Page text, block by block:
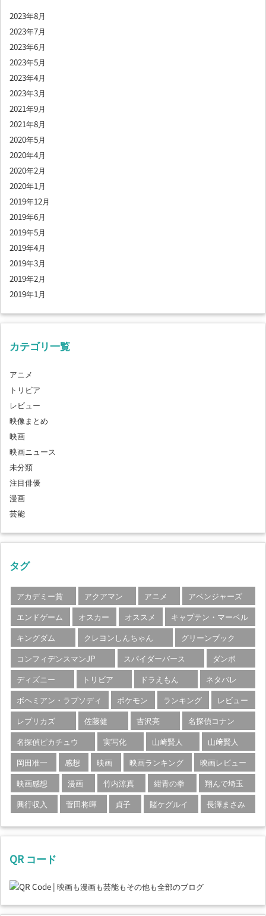
2023年8月
2023年7月
2023年6月
2023年5月
2023年4月
2023年3月
2021年9月
2021年8月
2020年5月
2020年4月
2020年2月
2020年1月
2019年12月
2019年6月
2019年5月
2019年4月
2019年3月
2019年2月
2019年1月
カテゴリ一覧
アニメ
トリビア
レビュー
映像まとめ
映画
映画ニュース
未分類
注目俳優
漫画
芸能
タグ
アカデミー賞 アクアマン アニメ
アベンジャーズ
エンドゲーム
オスカー オススメ
キャプテン・マーベル
キングダム
クレヨンしんちゃん
グリーンブック
コンフィデンスマンJP
スパイダーバース
ダンボ
ディズニー
トリビア ドラえもん
ネタバレ
ボヘミアン・ラプソディ
ポケモン ランキング
レビュー
レプリカズ
佐藤健 吉沢亮
名探偵コナン
名探偵ピカチュウ
実写化 山崎賢人
山﨑賢人
岡田准一
感想 映画 映画ランキング
映画レビュー
映画感想
漫画 竹内涼真 紺青の拳
翔んで埼玉
興行収入
菅田将暉 貞子 賭ケグルイ 長澤まさみ
QR コード